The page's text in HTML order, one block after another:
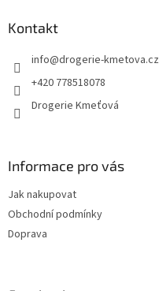
Kontakt
info@drogerie-kmetova.cz
+420 778518078
Drogerie Kmeťová
Informace pro vás
Jak nakupovat
Obchodní podmínky
Doprava